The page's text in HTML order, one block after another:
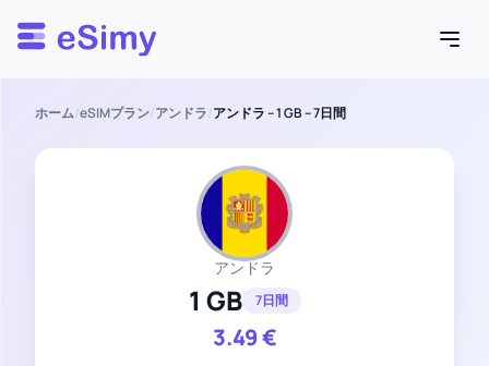
Esimy
ホーム/eSIMプラン/アンドラ/アンドラ – 1 GB – 7日間
アンドラ
1 GB 7日間
3.49€